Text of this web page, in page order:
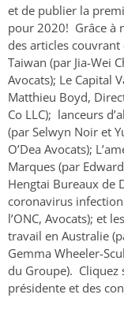
et de publier la
pour 2020! Grâce à
des articles couvrant
Taiwan (par Jia-Wei
Avocats); Le Capital
Matthieu Boyd,
Co LLC); lanceurs
(par Selwyn Noir et
O’Dea Avocats);
Marques (par
Hengtai Bureaux de
coronavirus
l’ONC, Avocats); et
travail en Australie
Gemma Wheeler-
du Groupe). Cliquez
présidente et des